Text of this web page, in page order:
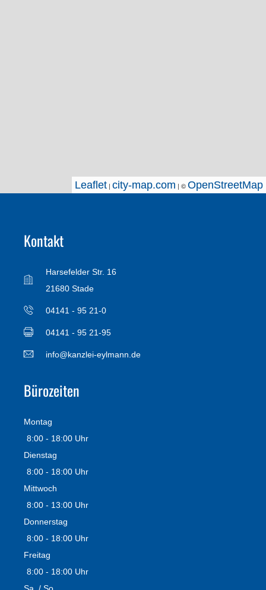
Leaflet | city-map.com | ©OpenStreetMap
Leaflet | city-map.com | ©OpenStreetMap
Kontakt
Harsefelder Str. 16
21680 Stade
04141 - 95 21-0
04141 - 95 21-95
info@kanzlei-eylmann.de
Bürozeiten
Montag
8:00 - 18:00 Uhr
Dienstag
8:00 - 18:00 Uhr
Mittwoch
8:00 - 13:00 Uhr
Donnerstag
8:00 - 18:00 Uhr
Freitag
8:00 - 18:00 Uhr